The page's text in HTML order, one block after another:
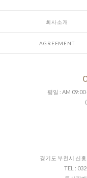
회사소개
AGREEMENT
평일 : AM 09:00
경기도 부천시 신
TEL :